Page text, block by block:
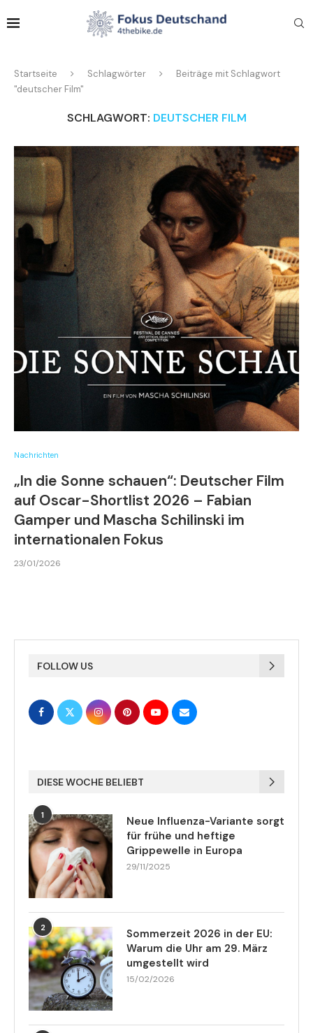
Startseite Schlagwörter
Beiträge mit Schlagwort
"deutscher Film"
SCHLAGWORT: DEUTSCHER FILM
Nachrichten
„In die Sonne schauen“: Deutscher Film
auf Oscar-Shortlist 2026 – Fabian
Gamper und Mascha Schilinski im
internationalen Fokus
23/01/2026
FOLLOW US
DIESE WOCHE BELIEBT
1
Neue Influenza-Variante sorgt
für frühe und heftige
Grippewelle in Europa
29/11/2025
2
Sommerzeit 2026 in der EU:
Warum die Uhr am 29. März
umgestellt wird
15/02/2026